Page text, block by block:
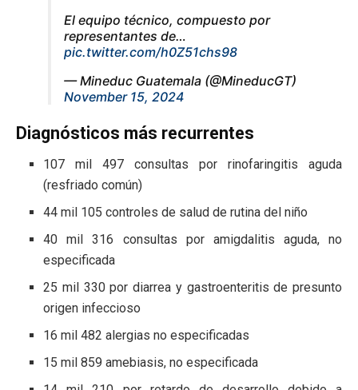
El equipo técnico, compuesto por
representantes de…
pic.twitter.com/h0Z51chs98
— Mineduc Guatemala (@MineducGT)
November 15, 2024
Diagnósticos más recurrentes
107 mil 497 consultas por rinofaringitis aguda
(resfriado común)
44 mil 105 controles de salud de rutina del niño
40 mil 316 consultas por amigdalitis aguda, no
especificada
25 mil 330 por diarrea y gastroenteritis de presunto
origen infeccioso
16 mil 482 alergias no especificadas
15 mil 859 amebiasis, no especificada